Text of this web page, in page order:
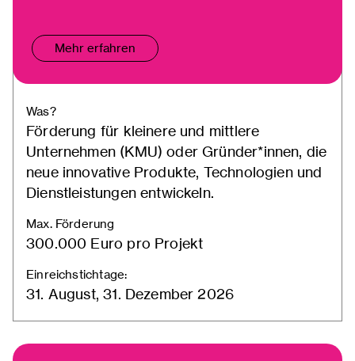
Mehr erfahren
Was?
Förderung für kleinere und mittlere
Unternehmen (KMU) oder Gründer*innen, die
neue innovative Produkte, Technologien und
Dienstleistungen entwickeln.
Max. Förderung
300.000 Euro pro Projekt
Einreichstichtage:
31. August, 31. Dezember 2026